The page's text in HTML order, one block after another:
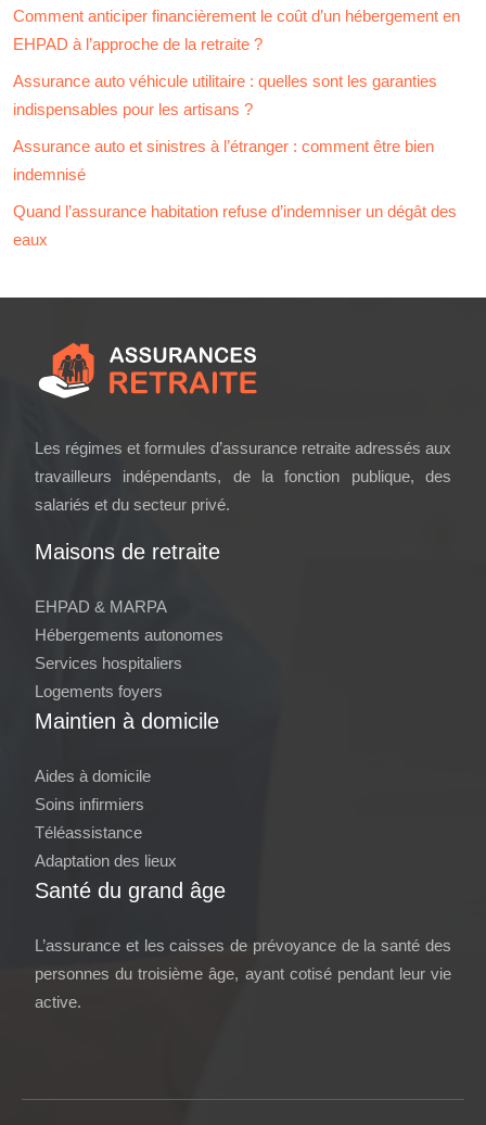
Comment anticiper financièrement le coût d’un hébergement en
EHPAD à l’approche de la retraite ?
Assurance auto véhicule utilitaire : quelles sont les garanties
indispensables pour les artisans ?
Assurance auto et sinistres à l’étranger : comment être bien
indemnisé
Quand l’assurance habitation refuse d’indemniser un dégât des
eaux
Les régimes et formules d’assurance retraite adressés aux
travailleurs indépendants, de la fonction publique, des
salariés et du secteur privé.
Maisons de retraite
EHPAD & MARPA
Hébergements autonomes
Services hospitaliers
Logements foyers
Maintien à domicile
Aides à domicile
Soins infirmiers
Téléassistance
Adaptation des lieux
Santé du grand âge
L’assurance et les caisses de prévoyance de la santé des
personnes du troisième âge, ayant cotisé pendant leur vie
active.